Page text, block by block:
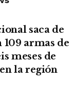
saca de
armas de
meses de
la región